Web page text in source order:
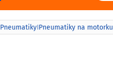
Pneumatiky|Pneumatiky na motorku